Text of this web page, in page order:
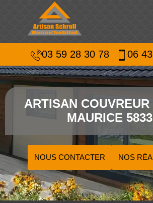
03 59 28 30 78 06
ARTISAN
MAURICE
NOUS CONTACTER NOS